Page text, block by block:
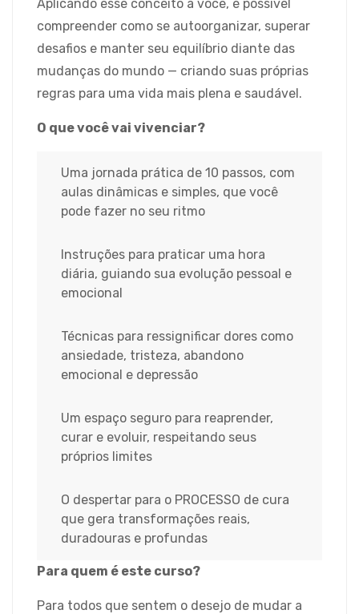
Aplicando esse conceito a você, é possível
compreender como se autoorganizar, superar
desafios e manter seu equilíbrio diante das
mudanças do mundo — criando suas próprias
regras para uma vida mais plena e saudável.
O que você vai vivenciar?
Uma jornada prática de 10 passos, com
aulas dinâmicas e simples, que você
pode fazer no seu ritmo
Instruções para praticar uma hora
diária, guiando sua evolução pessoal e
emocional
Técnicas para ressignificar dores como
ansiedade, tristeza, abandono
emocional e depressão
Um espaço seguro para reaprender,
curar e evoluir, respeitando seus
próprios limites
O despertar para o PROCESSO de cura
que gera transformações reais,
duradouras e profundas
Para quem é este curso?
Para todos que sentem o desejo de mudar a